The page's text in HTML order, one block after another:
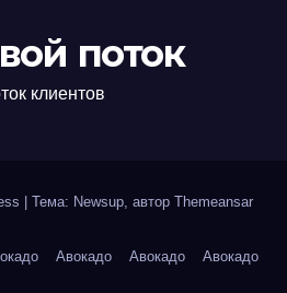
поток
клиентов
Тема: Newsup, автор Themeansar
Авокадо Авокадо Авокадо